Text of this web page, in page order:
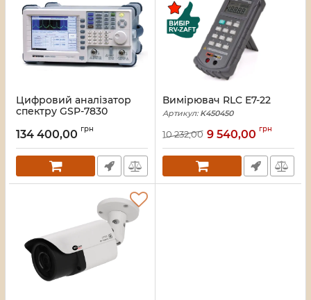
Цифровий аналізатор
спектру GSP-7830
134 400,00 грн
Вимірювач RLC E7-22
Артикул:K450450
10 232,00 9 540,00 грн